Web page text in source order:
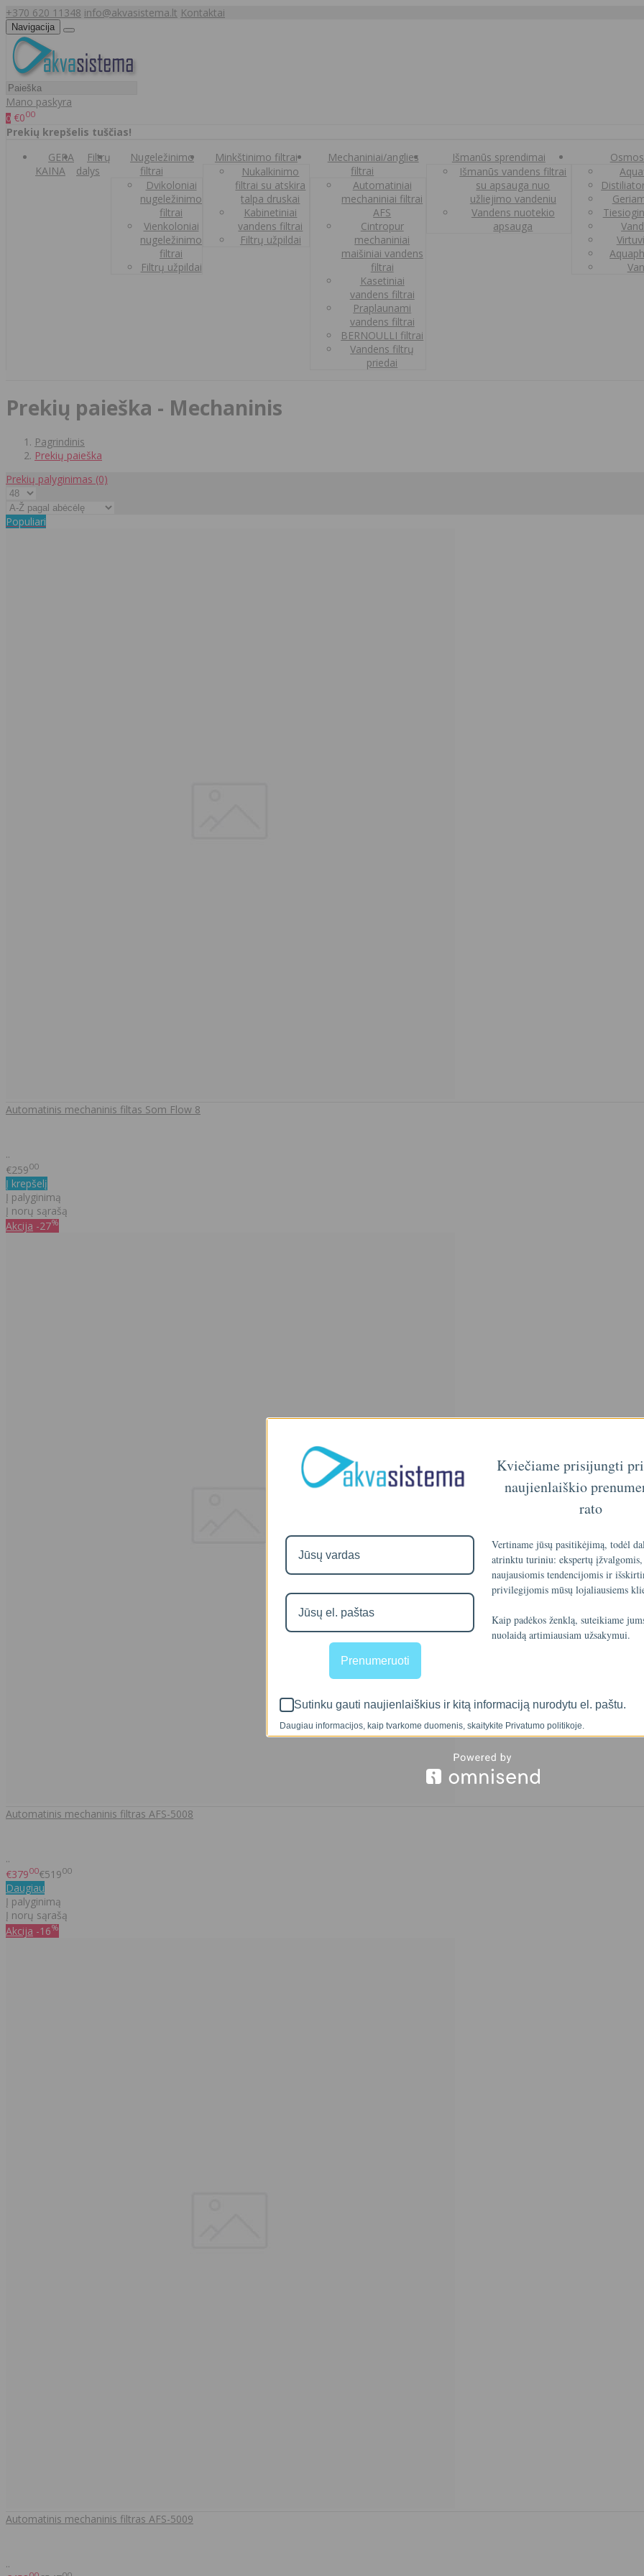
+370 620 11348 info@akvasistema.lt Kontaktai
Navigacija
Mano paskyra
0 €000
Prekių krepšelis tuščias!
GERA
KAINA
Filtrų
dalys
Nugeležinimo
filtrai
Dvikoloniai
nugeležinimo
filtrai
Vienkoloniai
nugeležinimo
filtrai
Filtrų užpildai
Minkštinimo filtrai
Nukalkinimo
filtrai su atskira
talpa druskai
Kabinetiniai
vandens filtrai
Filtrų užpildai
Mechaniniai/anglies
filtrai
Automatiniai
mechaniniai filtrai
AFS
Cintropur
mechaniniai
maišiniai vandens
filtrai
Kasetiniai
vandens filtrai
Praplaunami
vandens filtrai
BERNOULLI filtrai
Vandens filtrų
priedai
Išmanūs sprendimai
Išmanūs vandens filtrai
su apsauga nuo
užliejimo vandeniu
Vandens nuotekio
apsauga
Prekių paieška - Mechaninis
Pagrindinis
Prekių paieška
Prekių palyginimas (0)
Populiari
Automatinis mechaninis filtas Som Flow 8
..
€25900
Į krepšelį
Į palyginimą
Į norų sąrašą
Akcija -27%
Automatinis mechaninis filtras AFS-5008
..
€37900€51900
Daugiau
Į palyginimą
Į norų sąrašą
Akcija -16%
Automatinis mechaninis filtras AFS-5009
..
Prenumeruoti
Kviečiame prisijungti
naujienlaiškio
rato
Vertiname jūsų pasitikėjimą, todėl
atrinktu turiniu: ekspertų įžvalgomis,
naujausiomis tendencijomis ir
privilegijomis mūsų lojaliausiems
Kaip padėkos ženklą, suteikiame
nuolaidą artimiausiam užsakymui.
Sutinku gauti naujienlaiškius ir kitą informaciją nurodytu el. paštu.
Daugiau informacijos, kaip tvarkome duomenis, skaitykite Privatumo politikoje.